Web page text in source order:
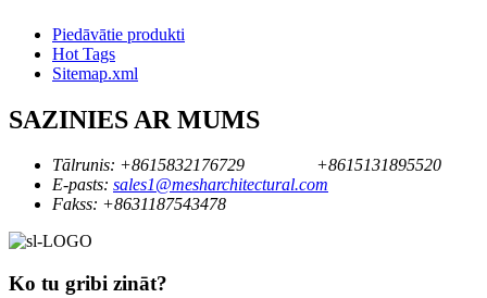
Piedāvātie produkti
Hot Tags
Sitemap.xml
SAZINIES AR MUMS
Tālrunis: +8615832176729
+8615131895520
E-pasts: sales1@mesharchitectural.com
Fakss: +8631187543478
Ko tu gribi zināt?